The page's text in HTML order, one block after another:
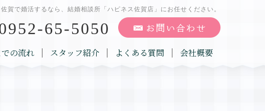
佐賀で婚活するなら、結婚相談所「ハピネス佐賀店」にお任せください。
65-5050
の流れ スタッフ紹介 よくある質問 会社概要